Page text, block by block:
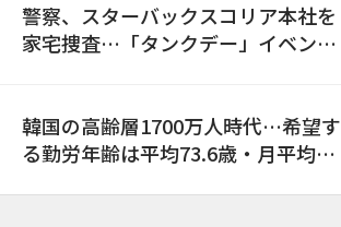
警察、スターバックスコリア本社を
家宅捜査…「タンクデー」イベント
韓国の高齢層1700万人時代…希望す
る勤労年齢は平均73.6歳・月平均賃